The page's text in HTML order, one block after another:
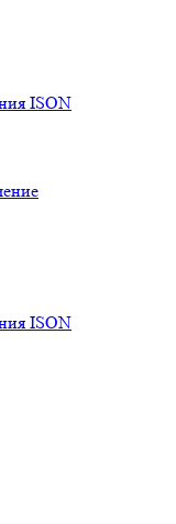
ISON
ISON